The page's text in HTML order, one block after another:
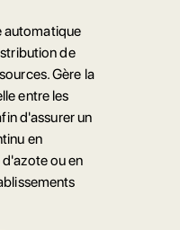
automatique
de
Gère la
entre les
d'assurer un
en
ou en